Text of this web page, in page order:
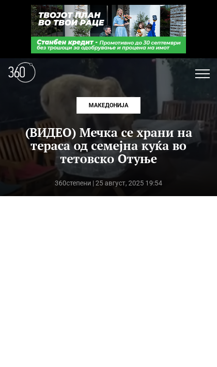
МАКЕДОНИЈА
(ВИДЕО) Мечка се храни на
тераса од семејна куќа во
тетовско Отуње
360степени | 25 август, 2025 19:54